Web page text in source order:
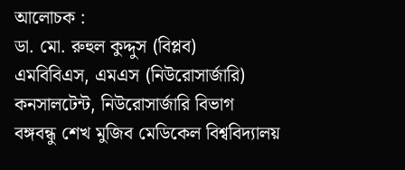
আলোচক :
ডা. মো. রুহুল কুদ্দুস (বিপ্লব)
এমবিবিএস, এমএস (নিউরোসার্জারি)
কনসালটেন্ট, নিউরোসার্জারি বিভাগ
বঙ্গবন্ধু শেখ মুজিব মেডিকেল বিশ্ববিদ্যালয়